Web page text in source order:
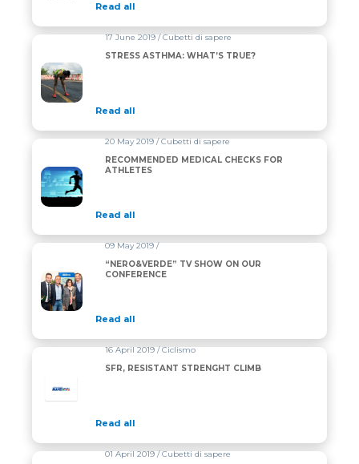
Read all
17 June 2019 / Cubetti di sapere
STRESS ASTHMA: WHAT’S TRUE?
Read all
20 May 2019 / Cubetti di sapere
RECOMMENDED MEDICAL CHECKS FOR
ATHLETES
Read all
09 May 2019 /
“NERO&VERDE” TV SHOW ON OUR
CONFERENCE
Read all
16 April 2019 / Ciclismo
SFR, RESISTANT STRENGHT CLIMB
Read all
01 April 2019 / Cubetti di sapere